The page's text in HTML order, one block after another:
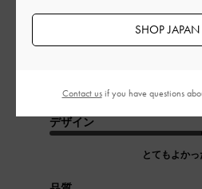
形も可愛いですしイメージ通りの
37/23.5cm | カラー: ブラッ
デザイン
とてもよかっ
SHOP JAPAN
Contact usif you have questions